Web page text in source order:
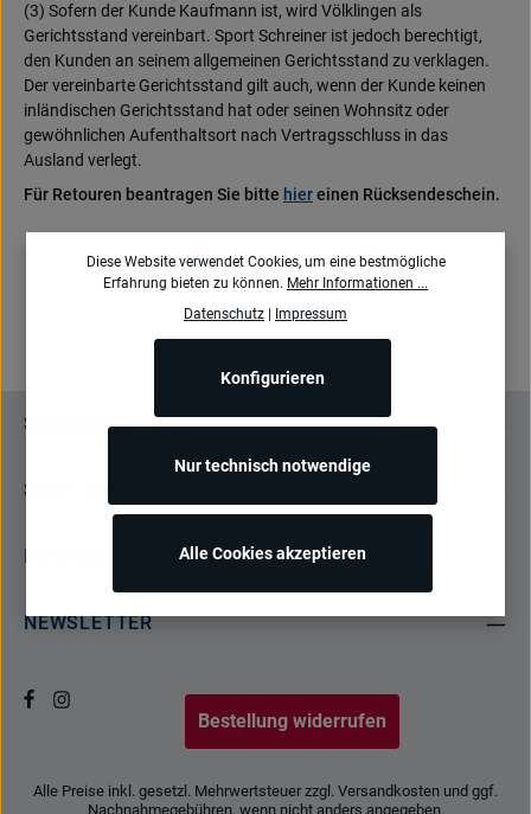
(3) Sofern der Kunde Kaufmann ist, wird Völklingen als
Gerichtsstand vereinbart. Sport Schreiner ist jedoch berechtigt,
den Kunden an seinem allgemeinen Gerichtsstand zu verklagen.
Der vereinbarte Gerichtsstand gilt auch, wenn der Kunde keinen
inländischen Gerichtsstand hat oder seinen Wohnsitz oder
gewöhnlichen Aufenthaltsort nach Vertragsschluss in das
Ausland verlegt.
Für Retouren beantragen Sie bitte hiereinen Rücksendeschein.
SERVICE-HOTLINE
SHOP-SERVICE
INFORMATIONEN
NEWSLETTER
Bestellung widerrufen
Alle Preise inkl. gesetzl. Mehrwertsteuer zzgl. Versandkosten und ggf.
Nachnahmegebühren, wenn nicht anders angegeben.
Diese Website verwendet Cookies, um eine bestmögliche
Erfahrung bieten zu können. Mehr Informationen ...
Datenschutz | Impressum
Nur technisch notwendige
Konfigurieren
Alle Cookies akzeptieren